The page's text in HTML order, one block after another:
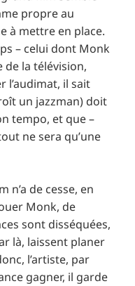
propre au
à mettre en place.
– celui dont Monk
la télévision,
l’audimat, il sait
un jazzman) doit
tempo, et que –
ne sera qu’une
n’a de cesse, en
Monk, de
sont disséquées,
là, laissent planer
l’artiste, par
gagner, il garde